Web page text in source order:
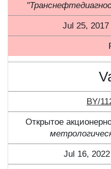
Jul 25,
BY/
Открытое
Jul 16,